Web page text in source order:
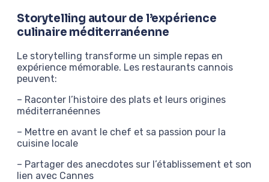
Storytelling autour de l’expérience
culinaire méditerranéenne
Le storytelling transforme un simple repas en
expérience mémorable. Les restaurants cannois
peuvent:
– Raconter l’histoire des plats et leurs origines
méditerranéennes
– Mettre en avant le chef et sa passion pour la
cuisine locale
– Partager des anecdotes sur l’établissement et son
lien avec Cannes